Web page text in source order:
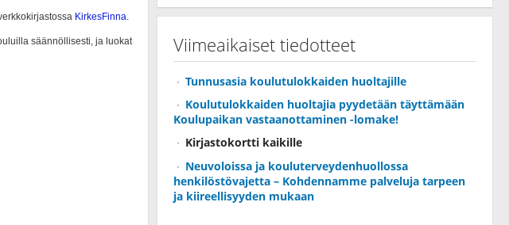
Viimeaikaiset tiedotteet
Tunnusasia koulutulokkaiden huoltajille
Koulutulokkaiden huoltajia pyydetään täyttämään
Koulupaikan vastaanottaminen -lomake!
Kirjastokortti kaikille
Neuvoloissa ja kouluterveydenhuollossa
henkilöstövajetta – Kohdennamme palveluja tarpeen
ja kiireellisyyden mukaan